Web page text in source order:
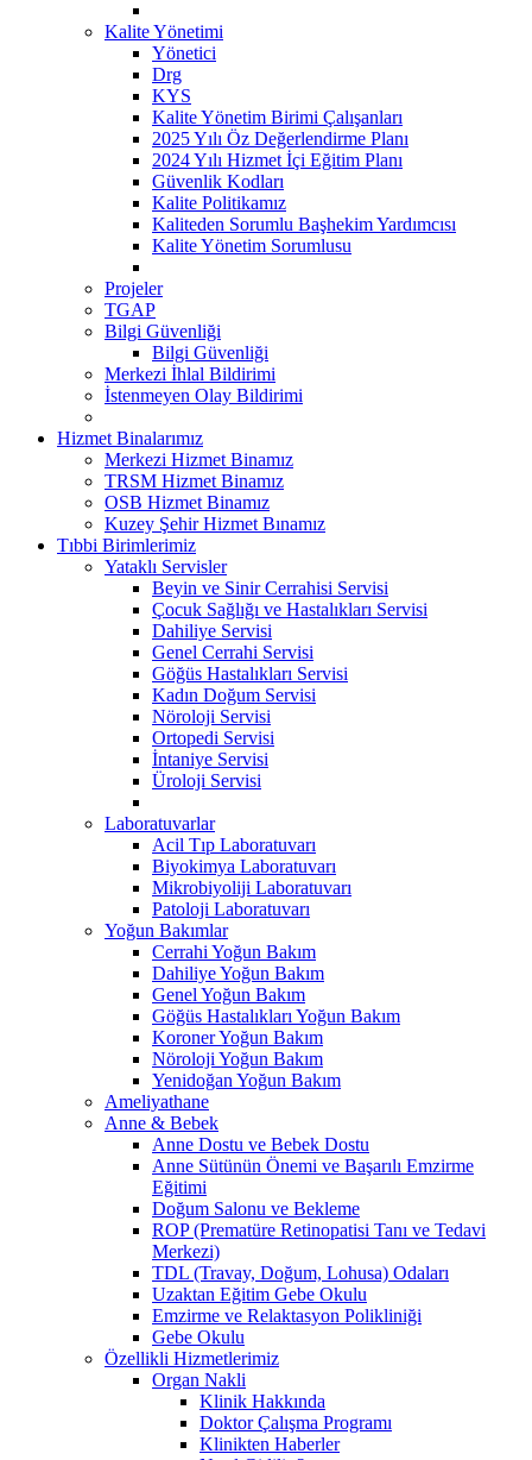
Kalite Yönetimi
Yönetici
Drg
KYS
Kalite Yönetim Birimi Çalışanları
2025 Yılı Öz Değerlendirme Planı
2024 Yılı Hizmet İçi Eğitim Planı
Güvenlik Kodları
Kalite Politikamız
Kaliteden Sorumlu Başhekim Yardımcısı
Kalite Yönetim Sorumlusu
Projeler
TGAP
Bilgi Güvenliği
Bilgi Güvenliği
Merkezi İhlal Bildirimi
İstenmeyen Olay Bildirimi
Hizmet Binalarımız
Merkezi Hizmet Binamız
TRSM Hizmet Binamız
OSB Hizmet Binamız
Kuzey Şehir Hizmet Bınamız
Tıbbi Birimlerimiz
Yataklı Servisler
Beyin ve Sinir Cerrahisi Servisi
Çocuk Sağlığı ve Hastalıkları Servisi
Dahiliye Servisi
Genel Cerrahi Servisi
Göğüs Hastalıkları Servisi
Kadın Doğum Servisi
Nöroloji Servisi
Ortopedi Servisi
İntaniye Servisi
Üroloji Servisi
Laboratuvarlar
Acil Tıp Laboratuvarı
Biyokimya Laboratuvarı
Mikrobiyoliji Laboratuvarı
Patoloji Laboratuvarı
Yoğun Bakımlar
Cerrahi Yoğun Bakım
Dahiliye Yoğun Bakım
Genel Yoğun Bakım
Göğüs Hastalıkları Yoğun Bakım
Koroner Yoğun Bakım
Nöroloji Yoğun Bakım
Yenidoğan Yoğun Bakım
Ameliyathane
Anne & Bebek
Anne Dostu ve Bebek Dostu
Anne Sütünün Önemi ve Başarılı Emzirme
Eğitimi
Doğum Salonu ve Bekleme
ROP (Prematüre Retinopatisi Tanı ve Tedavi
Merkezi)
TDL (Travay, Doğum, Lohusa) Odaları
Uzaktan Eğitim Gebe Okulu
Emzirme ve Relaktasyon Polikliniği
Gebe Okulu
Özellikli Hizmetlerimiz
Organ Nakli
Klinik Hakkında
Doktor Çalışma Programı
Klinikten Haberler